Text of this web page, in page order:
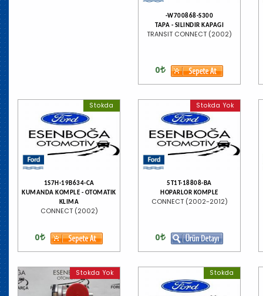
-W700868-S300
TAPA - SILINDIR KAPAGI
TRANSIT CONNECT (2002)
0
Stokda
1S7H-19B634-CA
KUMANDA KOMPLE - OTOMATIK
KLIMA
CONNECT (2002)
0
Stokda Yok
5T1T-18808-BA
HOPARLOR KOMPLE
CONNECT (2002-2012)
0
Stokda Yok Stokda